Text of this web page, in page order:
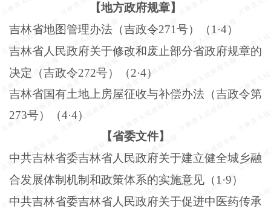
【地方政府规章】
吉林省地图管理办法（吉政令271号）（1 ·4）
吉林省人民政府关于修改和废止部分省政府规章的
决定（吉政令272号）（2·4）
吉林省国有土地上房屋征收与补偿办法（吉政令第
273号）（4·4）
【省委文件】
中共吉林省委吉林省人民政府关于建立健全城乡融
合发展体制机制和政策体系的实施意见（1 ·9）
中共吉林省委吉林省人民政府关于促进中医药传承